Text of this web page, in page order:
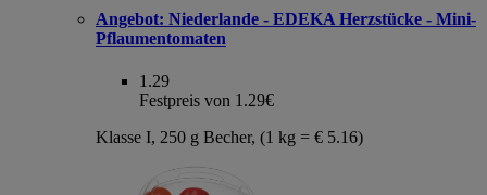
Angebot: Niederlande - EDEKA Herzstücke - Mini-
Pflaumentomaten
1.29
Festpreis von 1.29€
Klasse I, 250 g Becher, (1 kg = € 5.16)